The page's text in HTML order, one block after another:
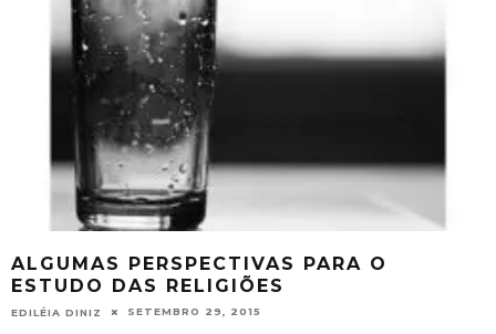
ALGUMAS PERSPECTIVAS PARA O
ESTUDO DAS RELIGIÕES
EDILÉIA DINIZ SETEMBRO 29, 2015